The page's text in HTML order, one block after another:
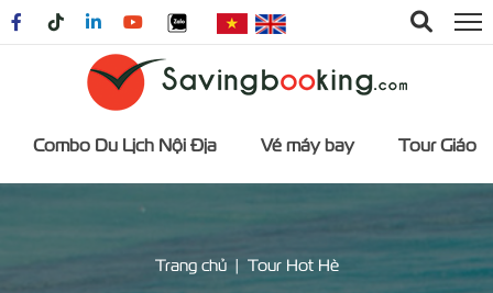
Combo Du Lịch Nội Địa Vé máy bay Tour Giáo
Trang chủ Tour Hot Hè